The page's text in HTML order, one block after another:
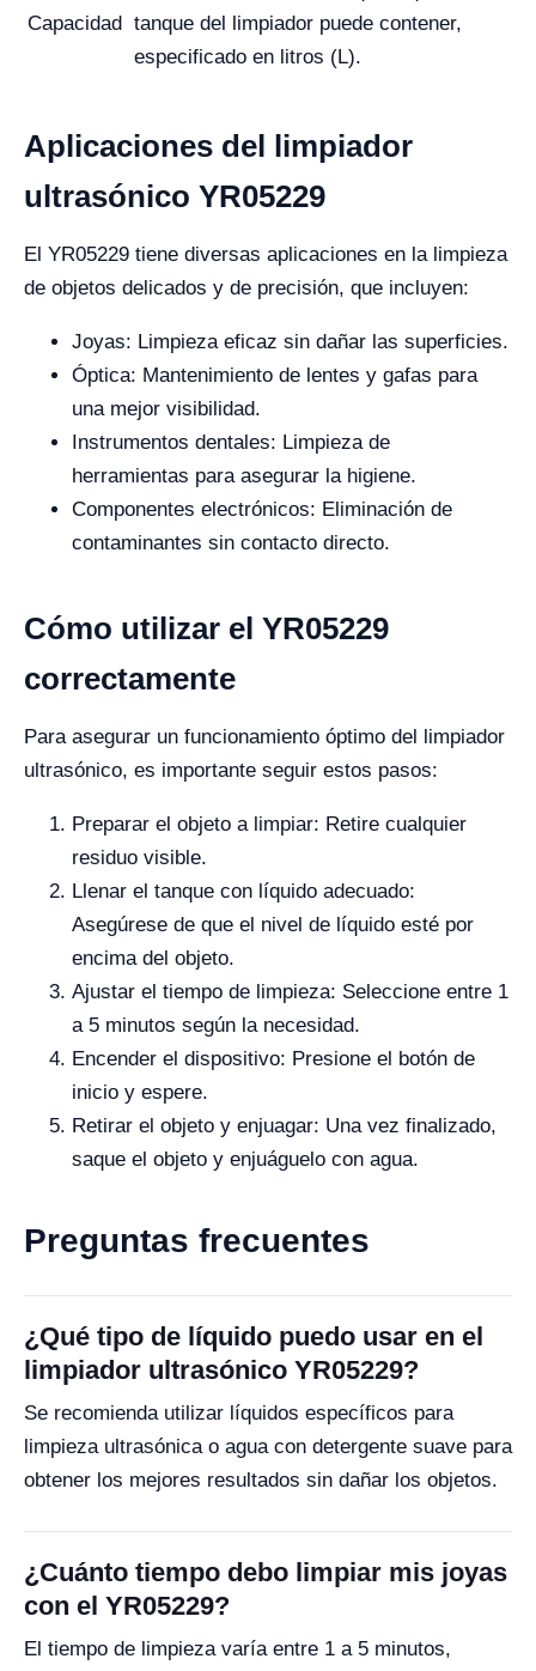
Capacidad tanque del limpiador puede contener,
especificado en litros (L).
Aplicaciones del limpiador
ultrasónico YR05229
El YR05229 tiene diversas aplicaciones en la limpieza
de objetos delicados y de precisión, que incluyen:
Joyas: Limpieza eficaz sin dañar las superficies.
Óptica: Mantenimiento de lentes y gafas para
una mejor visibilidad.
Instrumentos dentales: Limpieza de
herramientas para asegurar la higiene.
Componentes electrónicos: Eliminación de
contaminantes sin contacto directo.
Cómo utilizar el YR05229
correctamente
Para asegurar un funcionamiento óptimo del limpiador
ultrasónico, es importante seguir estos pasos:
Preparar el objeto a limpiar: Retire cualquier
residuo visible.
Llenar el tanque con líquido adecuado:
Asegúrese de que el nivel de líquido esté por
encima del objeto.
Ajustar el tiempo de limpieza: Seleccione entre 1
a 5 minutos según la necesidad.
Encender el dispositivo: Presione el botón de
inicio y espere.
Retirar el objeto y enjuagar: Una vez finalizado,
saque el objeto y enjuáguelo con agua.
Preguntas frecuentes
¿Qué tipo de líquido puedo usar en el
limpiador ultrasónico YR05229?
Se recomienda utilizar líquidos específicos para
limpieza ultrasónica o agua con detergente suave para
obtener los mejores resultados sin dañar los objetos.
¿Cuánto tiempo debo limpiar mis joyas
con el YR05229?
El tiempo de limpieza varía entre 1 a 5 minutos,